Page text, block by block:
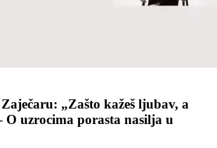
„Zašto kažeš ljubav, a
O uzrocima porasta nasilja u